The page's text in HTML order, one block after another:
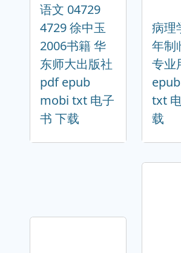
语文 04729
4729 徐中玉
2006书籍 华
东师大出版社
pdf epub
mobi txt 电子
书 下载
病理
年制
专业
txt
载